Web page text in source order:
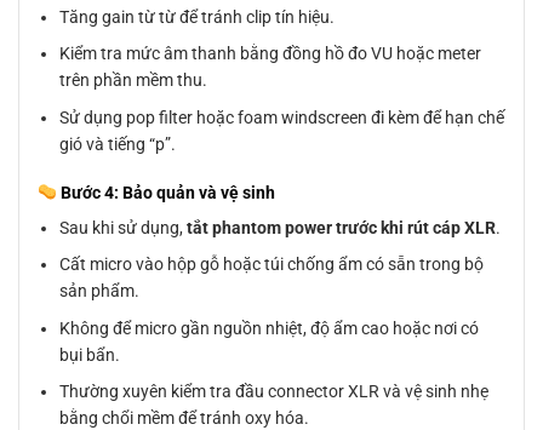
Tăng gain từ từ để tránh clip tín hiệu.
Kiểm tra mức âm thanh bằng đồng hồ đo VU hoặc meter
trên phần mềm thu.
Sử dụng pop filter hoặc foam windscreen đi kèm để hạn chế
gió và tiếng “p”.
Bước 4: Bảo quản và vệ sinh
Sau khi sử dụng,tắt phantom power trước khi rút cáp XLR.
Cất micro vào hộp gỗ hoặc túi chống ẩm có sẵn trong bộ
sản phẩm.
Không để micro gần nguồn nhiệt, độ ẩm cao hoặc nơi có
bụi bẩn.
Thường xuyên kiểm tra đầu connector XLR và vệ sinh nhẹ
bằng chổi mềm để tránh oxy hóa.